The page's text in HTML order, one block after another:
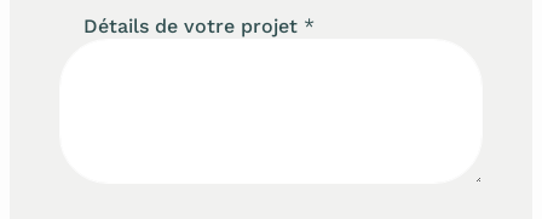
Détails de votre projet *